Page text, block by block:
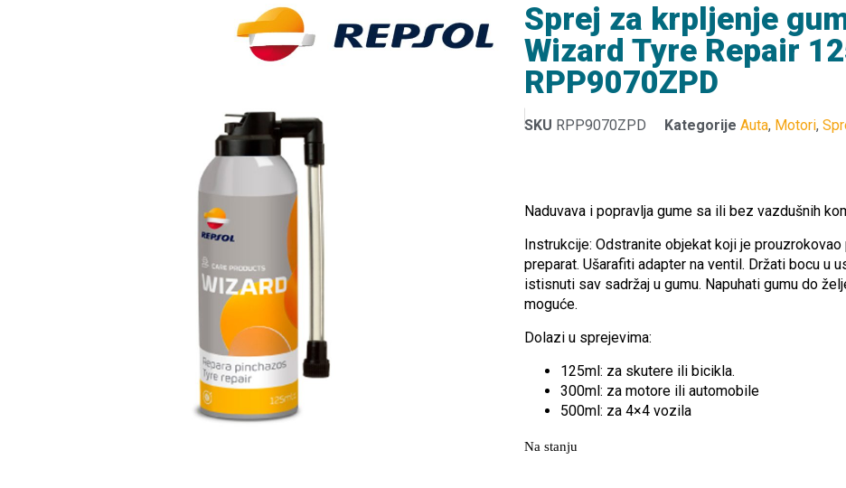
Sprej za krpljenje
Wizard Tyre Repair
RPP9070ZPD
SKU RPP9070ZPD Kategorije Auta, Motori,
Naduvava i popravlja gume sa ili bez vazdušnih
Instrukcije: Odstranite objekat koji je
preparat. Ušarafiti adapter na ventil. Držati bocu u
istisnuti sav sadržaj u gumu. Napuhati gumu do
moguće.
Dolazi u sprejevima:
125ml: za skutere ili bicikla.
300ml: za motore ili automobile
500ml: za 4×4 vozila
Na stanju